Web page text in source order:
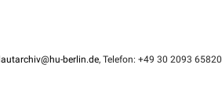
lautarchiv@hu-berlin.de, Telefon: +49 30 2093 65820